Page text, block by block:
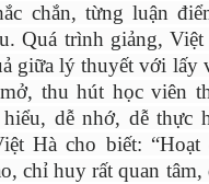
chắn, từng luận
Quá trình giảng,
giữa lý thuyết với lấy
thu hút học viên
dễ nhớ, dễ thực
Hà cho biết: “Hoạt
chỉ huy rất quan